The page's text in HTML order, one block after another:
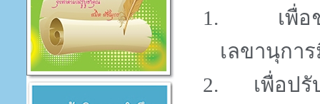
1.
เพื่
เลขานุกา
2.
เพื่อป